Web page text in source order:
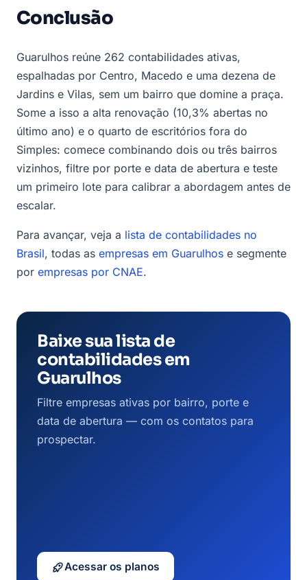
Conclusão
Guarulhos reúne 262 contabilidades ativas,
espalhadas por Centro, Macedo e uma dezena de
Jardins e Vilas, sem um bairro que domine a praça.
Some a isso a alta renovação (10,3% abertas no
último ano) e o quarto de escritórios fora do
Simples: comece combinando dois ou três bairros
vizinhos, filtre por porte e data de abertura e teste
um primeiro lote para calibrar a abordagem antes de
escalar.
Para avançar, veja a lista de contabilidades no
Brasil, todas as empresas em Guarulhos e segmente
por empresas por CNAE.
Baixe sua lista de
contabilidades em
Guarulhos
Filtre empresas ativas por bairro, porte e
data de abertura — com os contatos para
prospectar.
Acessar os planos